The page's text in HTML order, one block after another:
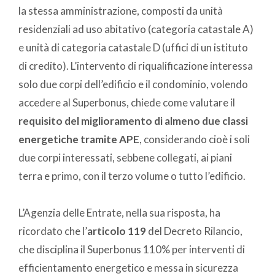
la stessa amministrazione, composti da unità
residenziali ad uso abitativo (categoria catastale A)
e unità di categoria catastale D (uffici di un istituto
di credito). L’intervento di riqualificazione interessa
solo due corpi dell’edificio e il condominio, volendo
accedere al Superbonus, chiede come valutare il
requisito del miglioramento di almeno due classi
energetiche tramite APE, considerando cioè i soli
due corpi interessati, sebbene collegati, ai piani
terra e primo, con il terzo volume o tutto l’edificio.
L’Agenzia delle Entrate, nella sua risposta, ha
ricordato che l’articolo 119 del Decreto Rilancio,
che disciplina il Superbonus 110% per interventi di
efficientamento energetico e messa in sicurezza